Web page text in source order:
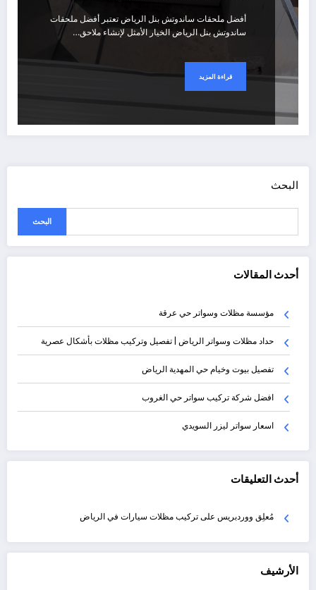
أفضل ملحقات ساندوتش بنل الرياض تعتبر أفضل ملحقات
ساندوتش بنل الرياض الخيار الأمثل لإنشاء ملاحق…
قراءة المزيد
البحث
البحث
أحدث المقالات
مؤسسة مظلات وسواتر حي عرقة
حداد مظلات وسواتر الرياض | تفصيل وتركيب مظلات بأشكال عصرية
تفصيل بيوت وخيام حي المهدية الرياض
افضل شركة تركيب سواتر حي الغروب
اسعار سواتر ليزر السويدي
أحدث التعليقات
مُعلِق ووردبريس علىتركيب مظلات سيارات في الرياض
الأرشيف